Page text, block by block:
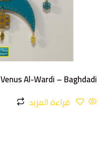
Venus Al-Wardi – Baghdadi
قراءة المزيد